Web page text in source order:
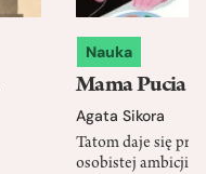
Nauka
Mama Pucia
Agata Sikora
Tatom daje się
osobistej ambicji,